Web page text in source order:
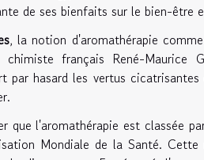
de ses bienfaits sur le bien-être
, la notion d'aromathérapie
français René-Maurice
par hasard les vertus
que l'aromathérapie est classée
Mondiale de la Santé.